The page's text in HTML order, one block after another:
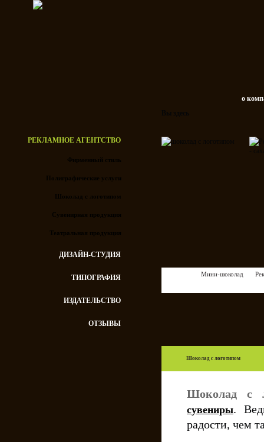
о
РЕКЛАМНОЕ АГЕНТСТВО
Фирменный стиль
Полиграфические услуги
Шоколад с логотипом
Сувенирная продукция
Театральная продукция
ДИЗАЙН-СТУДИЯ
ТИПОГРАФИЯ
ИЗДАТЕЛЬСТВО
ОТЗЫВЫ
Мини-шоколад
Шоколад с логотипом
Шоколад с
сувениры.
радости, чем